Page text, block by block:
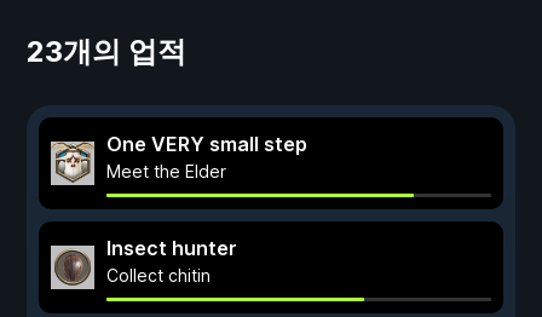
23개의 업적
One VERY small step
Meet the Elder
Insect hunter
Collect chitin